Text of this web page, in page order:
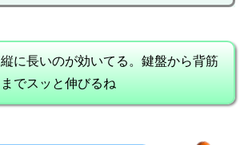
縦に長いのが効いてる。鍵盤から背筋
までスッと伸びるね